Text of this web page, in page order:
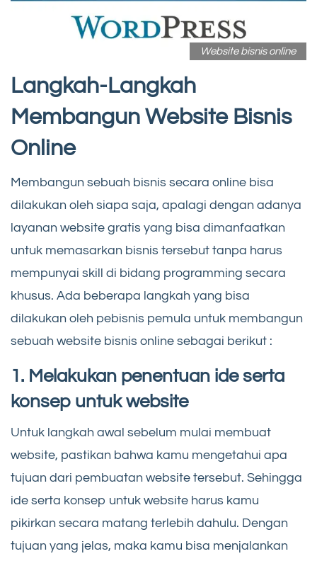
Website bisnis online
Langkah-Langkah
Membangun Website Bisnis
Online
Membangun sebuah bisnis secara online bisa
dilakukan oleh siapa saja, apalagi dengan adanya
layanan website gratis yang bisa dimanfaatkan
untuk memasarkan bisnis tersebut tanpa harus
mempunyai skill di bidang programming secara
khusus. Ada beberapa langkah yang bisa
dilakukan oleh pebisnis pemula untuk membangun
sebuah website bisnis online sebagai berikut :
1. Melakukan penentuan ide serta
konsep untuk website
Untuk langkah awal sebelum mulai membuat
website, pastikan bahwa kamu mengetahui apa
tujuan dari pembuatan website tersebut. Sehingga
ide serta konsep untuk website harus kamu
pikirkan secara matang terlebih dahulu. Dengan
tujuan yang jelas, maka kamu bisa menjalankan